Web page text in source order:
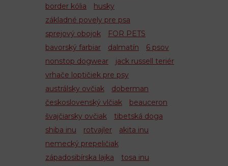
border kólia
husky
základné povely pre psa
sprejový obojok
FOR PETS
bavorský farbiar
dalmatín
6 psov
nonstop dogwear
jack russell teriér
vrhače loptičiek pre psy
austrálsky ovčiak
doberman
československý vlčiak
beauceron
švajčiarsky ovčiak
tibetská doga
shiba inu
rotvajler
akita inu
nemecký prepeličiak
západosibírska lajka
tosa inu